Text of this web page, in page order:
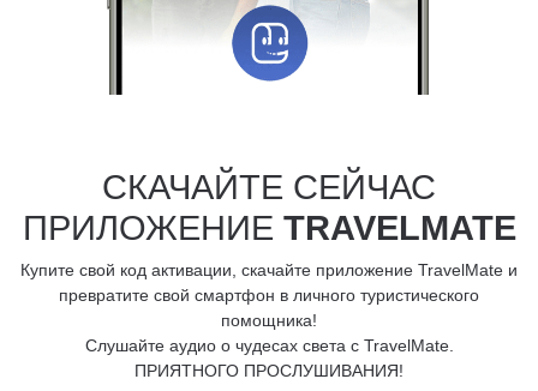
СКАЧАЙТЕ СЕЙЧАС
ПРИЛОЖЕНИЕ TRAVELMATE
Купите свой код активации, скачайте приложение TravelMate и
превратите свой смартфон в личного туристического
помощника!
Слушайте аудио о чудесах света с TravelMate.
ПРИЯТНОГО ПРОСЛУШИВАНИЯ!